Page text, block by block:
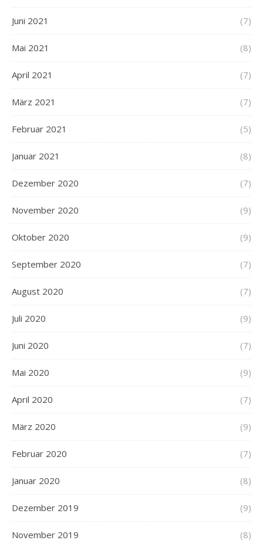
Juni 2021 (7)
Mai 2021 (8)
April 2021 (7)
März 2021 (7)
Februar 2021 (5)
Januar 2021 (8)
Dezember 2020 (7)
November 2020 (9)
Oktober 2020 (9)
September 2020 (7)
August 2020 (7)
Juli 2020 (9)
Juni 2020 (7)
Mai 2020 (9)
April 2020 (7)
März 2020 (9)
Februar 2020 (7)
Januar 2020 (8)
Dezember 2019 (9)
November 2019 (8)